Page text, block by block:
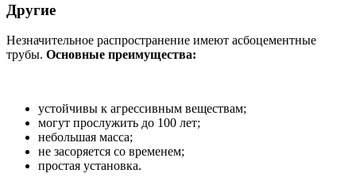
Другие
Незначительное распространение имеют асбоцементные
трубы. Основные преимущества:
устойчивы к агрессивным веществам;
могут прослужить до 100 лет;
небольшая масса;
не засоряется со временем;
простая установка.